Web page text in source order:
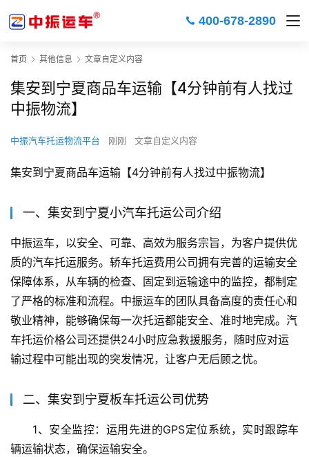
400-678-2890
首页 其他信息 文章自定义内容
集安到宁夏商品车运输【4分钟前有人找过
中振物流】
中振汽车托运物流平台 刚刚 文章自定义内容
集安到宁夏商品车运输【4分钟前有人找过中振物流】
一、集安到宁夏小汽车托运公司介绍
中振运车，以安全、可靠、高效为服务宗旨，为客户提供优
质的汽车托运服务。轿车托运费用公司拥有完善的运输安全
保障体系，从车辆的检查、固定到运输途中的监控，都制定
了严格的标准和流程。中振运车的团队具备高度的责任心和
敬业精神，能够确保每一次托运都能安全、准时地完成。汽
车托运价格公司还提供24小时应急救援服务，随时应对运
输过程中可能出现的突发情况，让客户无后顾之忧。
二、集安到宁夏板车托运公司优势
1、安全监控：运用先进的GPS定位系统，实时跟踪车
辆运输状态，确保运输安全。